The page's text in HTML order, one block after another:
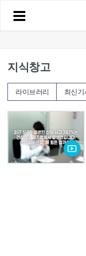
지식창고
라이브러리 최신기